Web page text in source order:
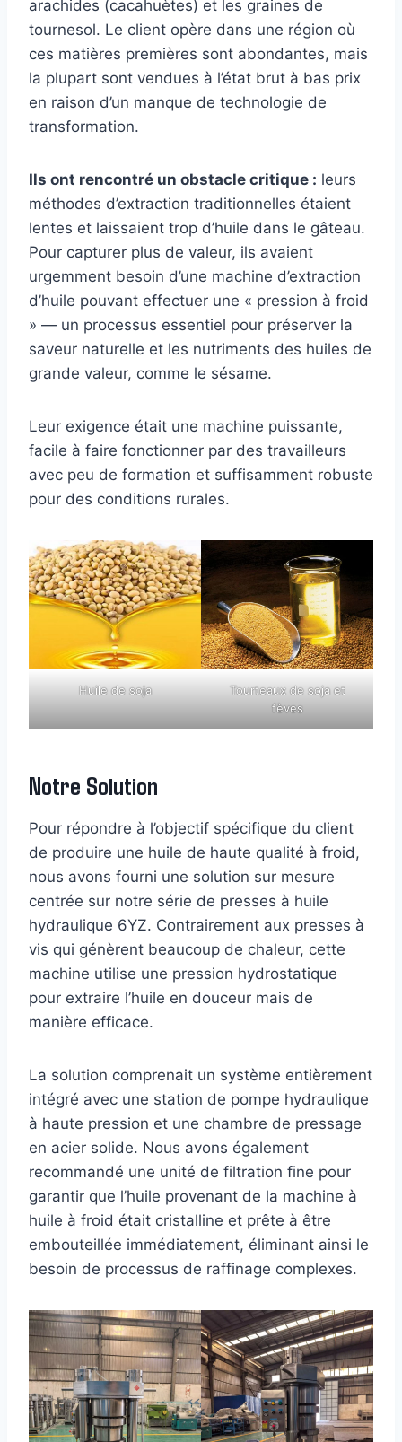
arachides (cacahuètes) et les graines de
tournesol. Le client opère dans une région où
ces matières premières sont abondantes, mais
la plupart sont vendues à l’état brut à bas prix
en raison d’un manque de technologie de
transformation.
Ils ont rencontré un obstacle critique : leurs
méthodes d’extraction traditionnelles étaient
lentes et laissaient trop d’huile dans le gâteau.
Pour capturer plus de valeur, ils avaient
urgemment besoin d’une machine d’extraction
d’huile pouvant effectuer une « pression à froid
» — un processus essentiel pour préserver la
saveur naturelle et les nutriments des huiles de
grande valeur, comme le sésame.
Leur exigence était une machine puissante,
facile à faire fonctionner par des travailleurs
avec peu de formation et suffisamment robuste
pour des conditions rurales.
Huile de soja
Tourteaux de soja et
fèves
Notre Solution
Pour répondre à l’objectif spécifique du client
de produire une huile de haute qualité à froid,
nous avons fourni une solution sur mesure
centrée sur notre série de presses à huile
hydraulique 6YZ. Contrairement aux presses à
vis qui génèrent beaucoup de chaleur, cette
machine utilise une pression hydrostatique
pour extraire l’huile en douceur mais de
manière efficace.
La solution comprenait un système entièrement
intégré avec une station de pompe hydraulique
à haute pression et une chambre de pressage
en acier solide. Nous avons également
recommandé une unité de filtration fine pour
garantir que l’huile provenant de la machine à
huile à froid était cristalline et prête à être
embouteillée immédiatement, éliminant ainsi le
besoin de processus de raffinage complexes.